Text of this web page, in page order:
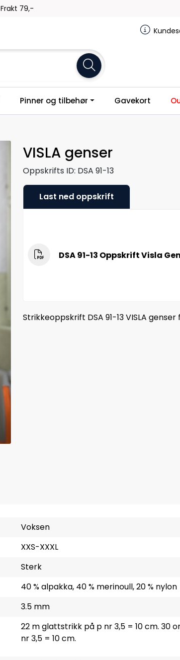
Frakt 79,-
Pinner og tilbehør Gavekort
VISLA genser
Oppskrifts ID: DSA 91-13
Last ned oppskrift
DSA 91-13 Oppskrift Visla
Strikkeoppskrift DSA 91-13 VISLA
Voksen
XXS-XXXL
Sterk
40 % alpakka, 40 % merinoull, 20 % nylon
3.5 mm
22 m glattstrikk på p nr 3,5 = 10 cm. 30
nr 3,5 = 10 cm.